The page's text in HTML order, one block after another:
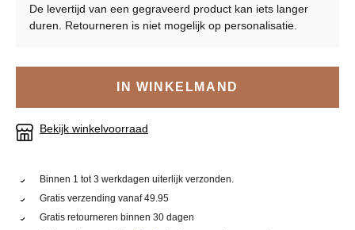
De levertijd van een gegraveerd product kan iets langer
duren. Retourneren is niet mogelijk op personalisatie.
IN WINKELMAND
Bekijk winkelvoorraad
Binnen 1 tot 3 werkdagen uiterlijk verzonden.
Gratis verzending vanaf 49.95
Gratis retourneren binnen 30 dagen